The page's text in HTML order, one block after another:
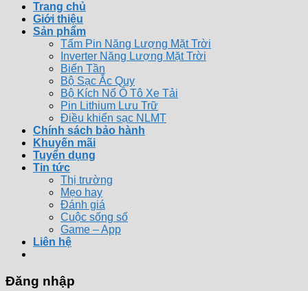
Trang chủ
Giới thiệu
Sản phẩm
Tấm Pin Năng Lượng Mặt Trời
Inverter Năng Lượng Mặt Trời
Biến Tần
Bộ Sạc Ắc Quy
Bộ Kích Nổ Ô Tô Xe Tải
Pin Lithium Lưu Trữ
Điều khiển sạc NLMT
Chính sách bảo hành
Khuyến mãi
Tuyển dụng
Tin tức
Thị trường
Mẹo hay
Đánh giá
Cuộc sống số
Game – App
Liên hệ
Đăng nhập